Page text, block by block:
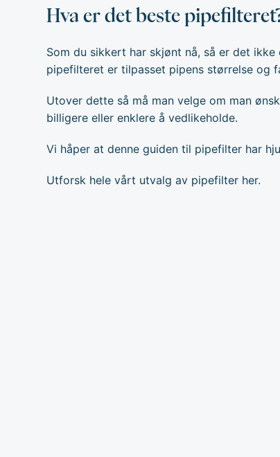
Hva er det beste
Som du sikkert har skjønt nå, så er det
pipefilteret er tilpasset pipens størrelse og
Utover dette så må man velge om man
billigere eller enklere å vedlikeholde.
Vi håper at denne guiden til pipefilter har
Utforsk hele vårt utvalg av pipefilter her.